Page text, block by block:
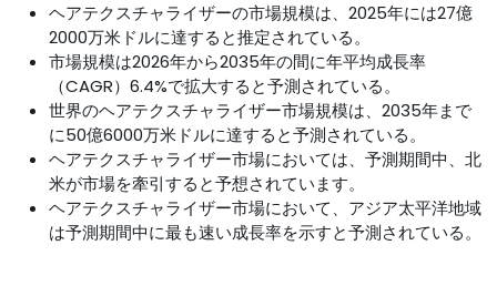
ヘアテクスチャライザーの市場規模は、2025年には27億
2000万米ドルに達すると推定されている。
市場規模は2026年から2035年の間に年平均成長率
（CAGR）6.4%で拡大すると予測されている。
世界のヘアテクスチャライザー市場規模は、2035年まで
に50億6000万米ドルに達すると予測されている。
ヘアテクスチャライザー市場においては、予測期間中、北
米が市場を牽引すると予想されています。
ヘアテクスチャライザー市場において、アジア太平洋地域
は予測期間中に最も速い成長率を示すと予測されている。